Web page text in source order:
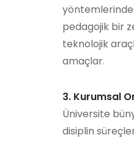
pedagojik bir
teknolojik
amaçlar.
3. Kurumsal
Üniversite
disiplin